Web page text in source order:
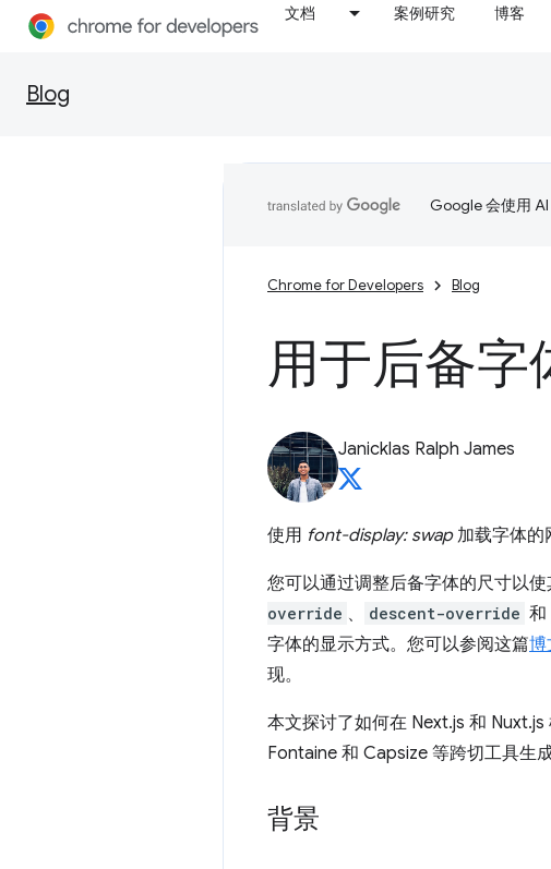
文档 案例研究 博客
Blog
Google 会使用
Chrome for Developers Blog
用于后备字
Janicklas Ralph James
使用 font-display: swap加载字体的
您可以通过调整后备字体的尺寸以使
override 、 descent-override 和
字体的显示方式。您可以参阅这篇博
现。
本文探讨了如何在 Next.js 和
Fontaine 和 Capsize 等跨切工具生
背景